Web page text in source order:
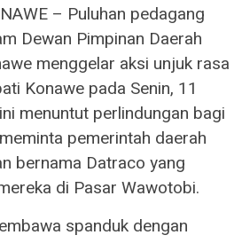
– Puluhan pedagang
Dewan Pimpinan Daerah
menggelar aksi unjuk rasa
Konawe pada Senin, 11
menuntut perlindungan bagi
pemerintah daerah
bernama Datraco yang
di Pasar Wawotobi.
spanduk dengan